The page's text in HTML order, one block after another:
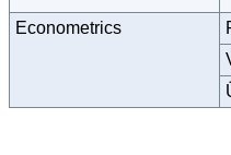
Econometrics